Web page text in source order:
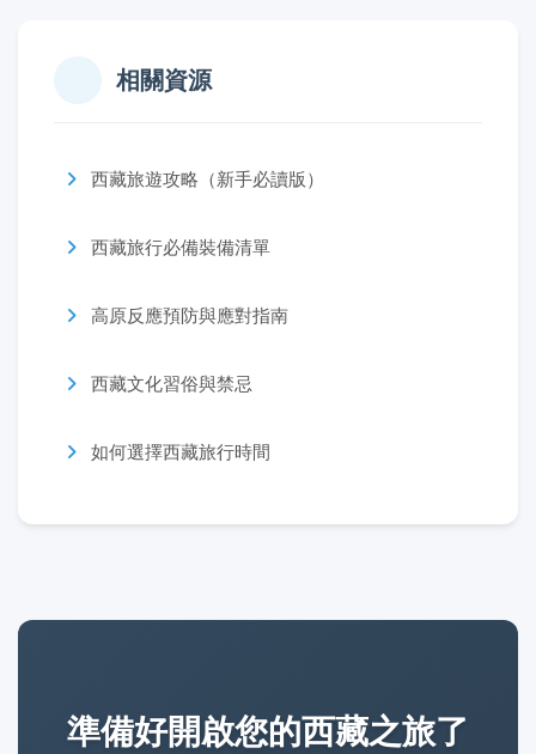
相關資源
西藏旅遊攻略（新手必讀版）
西藏旅行必備裝備清單
高原反應預防與應對指南
西藏文化習俗與禁忌
如何選擇西藏旅行時間
準備好開啟您的西藏之旅了